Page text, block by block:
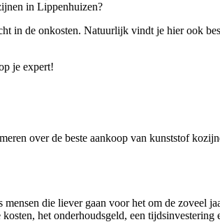
in Lippenhuizen?
in de onkosten. Natuurlijk vindt je hier ook
je expert!
over de beste aankoop van kunststof
die liever gaan voor het om de zoveel
het onderhoudsgeld, een tijdsinvestering